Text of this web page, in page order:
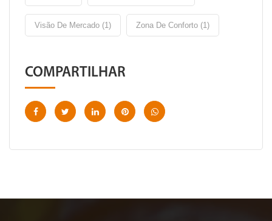
Visão De Mercado (1) Zona De Conforto (1)
COMPARTILHAR